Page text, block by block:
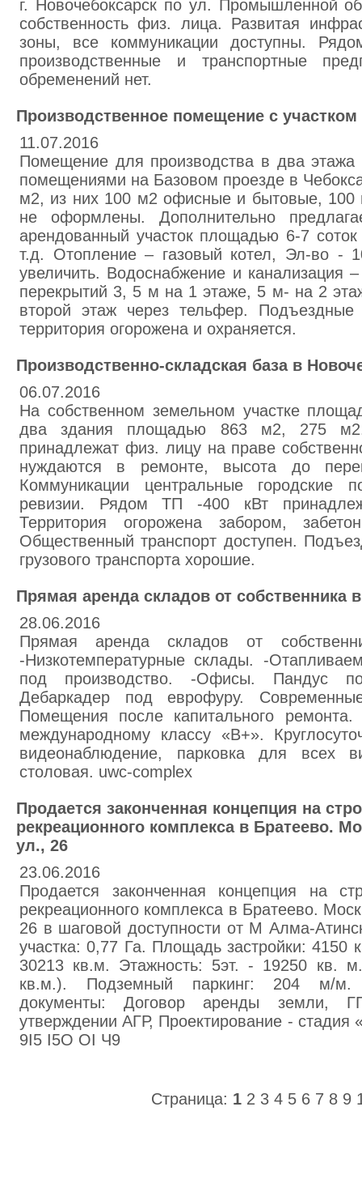
г. Новочебоксарск по ул. Промышленной
собственность физ. лица. Развитая
зоны, все коммуникации доступны.
производственные и транспортные
обременений нет.
Производственное помещение с
11.07.2016
Помещение для производства в два
помещениями на Базовом проезде в
м2, из них 100 м2 офисные и бытовые,
не оформлены. Дополнительно
арендованный участок площадью 6-7 соток
т.д. Отопление – газовый котел, Эл-во -
увеличить. Водоснабжение и канализация
перекрытий 3, 5 м на 1 этаже, 5 м- на 2
второй этаж через тельфер. Подъездные
территория огорожена и охраняется.
Производственно-складская база в
06.07.2016
На собственном земельном участке
два здания площадью 863 м2, 275
принадлежат физ. лицу на праве
нуждаются в ремонте, высота до
Коммуникации центральные городские
ревизии. Рядом ТП -400 кВт
Территория огорожена забором,
Общественный транспорт доступен.
грузового транспорта хорошие.
Прямая аренда складов от собственника
28.06.2016
Прямая аренда складов от
-Низкотемпературные склады. -
под производство. -Офисы. Пандус
Дебаркадер под еврофуру.
Помещения после капитального ремонта.
международному классу «В+».
видеонаблюдение, парковка для всех
столовая. uwc-complex
Продается законченная концепция на
рекреационного комплекса в Братеево.
ул., 26
23.06.2016
Продается законченная концепция на
рекреационного комплекса в Братеево.
26 в шаговой доступности от М Алма-
участка: 0,77 Га. Площадь застройки: 4150
30213 кв.м. Этажность: 5эт. - 19250 кв.
кв.м.). Подземный паркинг: 204 м/м.
документы: Договор аренды земли,
утверждении АГР, Проектирование -
9I5 I5O OI Ч9
Страница: 1 2 3 4 5 6 7 8 9